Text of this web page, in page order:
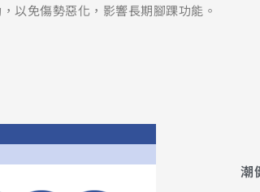
以免傷勢惡化，影響長期腳踝功能。
潮